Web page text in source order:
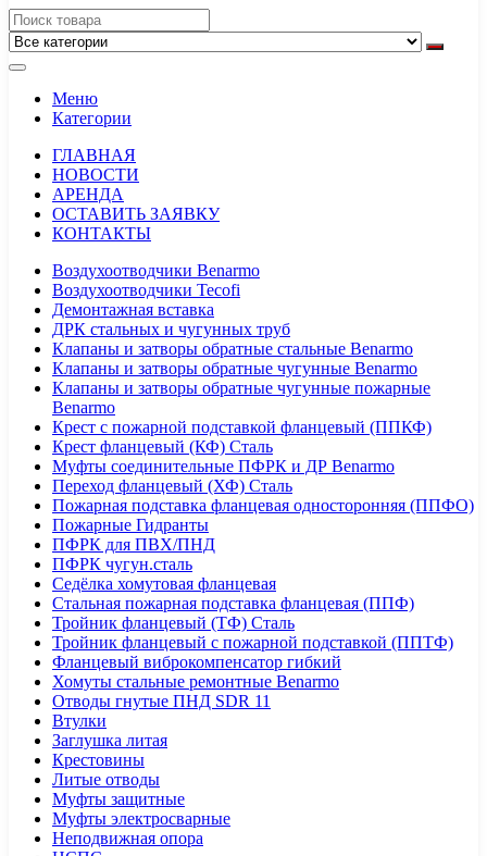
Меню
Категории
ГЛАВНАЯ
НОВОСТИ
АРЕНДА
ОСТАВИТЬ ЗАЯВКУ
КОНТАКТЫ
Воздухоотводчики Benarmo
Воздухоотводчики Tecofi
Демонтажная вставка
ДРК стальных и чугунных труб
Клапаны и затворы обратные стальные Benarmo
Клапаны и затворы обратные чугунные Benarmo
Клапаны и затворы обратные чугунные пожарные
Benarmo
Крест с пожарной подставкой фланцевый (ППКФ)
Крест фланцевый (КФ) Сталь
Муфты соединительные ПФРК и ДР Benarmo
Переход фланцевый (ХФ) Сталь
Пожарная подставка фланцевая односторонняя (ППФО)
Пожарные Гидранты
ПФРК для ПВХ/ПНД
ПФРК чугун.сталь
Седёлка хомутовая фланцевая
Стальная пожарная подставка фланцевая (ППФ)
Тройник фланцевый (ТФ) Сталь
Тройник фланцевый с пожарной подставкой (ППТФ)
Фланцевый виброкомпенсатор гибкий
Хомуты стальные ремонтные Benarmo
Отводы гнутые ПНД SDR 11
Втулки
Заглушка литая
Крестовины
Литые отводы
Муфты защитные
Муфты электросварные
Неподвижная опора